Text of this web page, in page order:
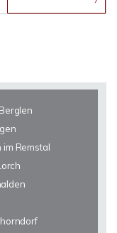
Berglen
im Remstal